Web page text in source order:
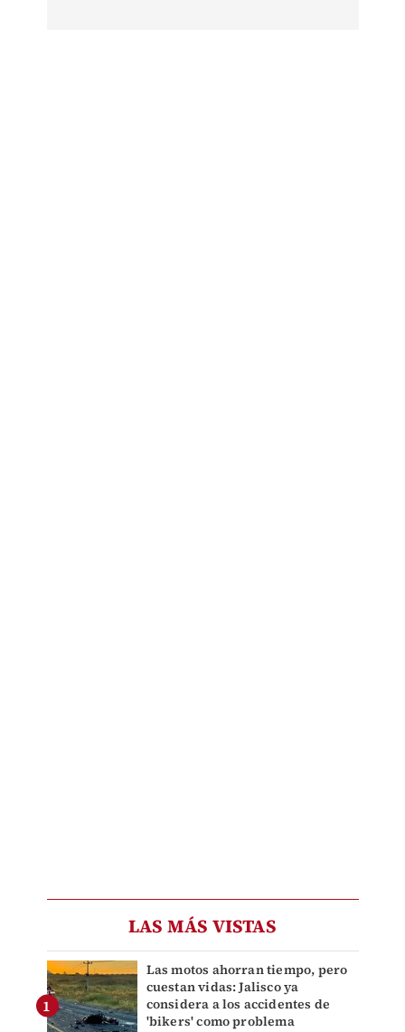
LAS MÁS VISTAS
Las motos ahorran tiempo, pero
cuestan vidas: Jalisco ya
considera a los accidentes de
'bikers' como problema